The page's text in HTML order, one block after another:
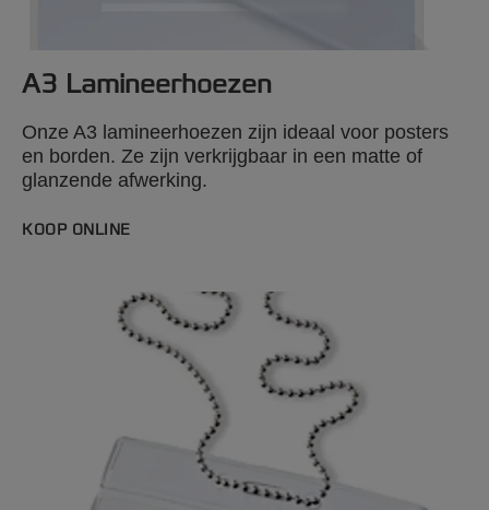
A3 Lamineerhoezen
Onze A3 lamineerhoezen zijn ideaal voor posters
en borden. Ze zijn verkrijgbaar in een matte of
glanzende afwerking.
KOOP ONLINE